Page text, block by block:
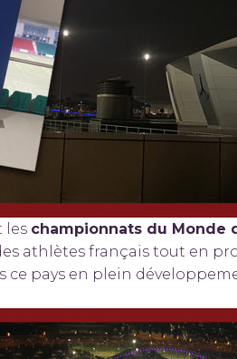
les championnats du Monde
athlètes français tout en
pays en plein